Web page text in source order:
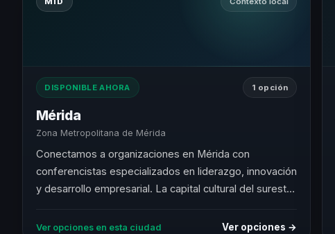
DISPONIBLE AHORA 1 opción
Mérida
Zona Metropolitana de Mérida
Conectamos a organizaciones en Mérida con
conferencistas especializados en liderazgo, innovación
y desarrollo empresarial. La capital cultural del sureste
península.
Ver opciones en esta ciudad Ver opciones →